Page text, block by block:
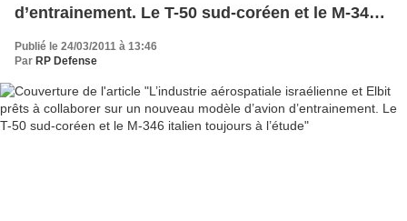
d’entrainement. Le T-50 sud-coréen et le M-346
Publié le 24/03/2011 à 13:46
Par RP Defense